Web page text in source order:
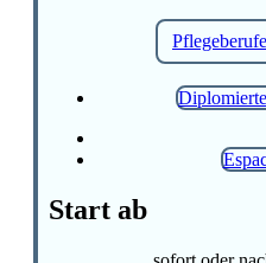
Pflegeberufe
Start ab